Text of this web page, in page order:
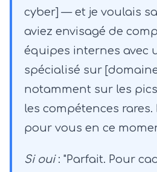
cyber] — et je voulais
aviez envisagé de
équipes internes avec
spécialisé sur
notamment sur les
les compétences
pour vous en ce
Si oui: "Parfait. Pour